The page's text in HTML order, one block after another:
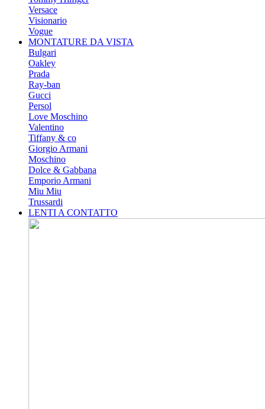
Versace
Visionario
Vogue
MONTATURE DA VISTA
Bulgari
Oakley
Prada
Ray-ban
Gucci
Persol
Love Moschino
Valentino
Tiffany & co
Giorgio Armani
Moschino
Dolce & Gabbana
Emporio Armani
Miu Miu
Trussardi
LENTI A CONTATTO